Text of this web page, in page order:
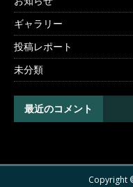
ギャラリー
投稿レポート
未分類
最近のコメント
Copyright